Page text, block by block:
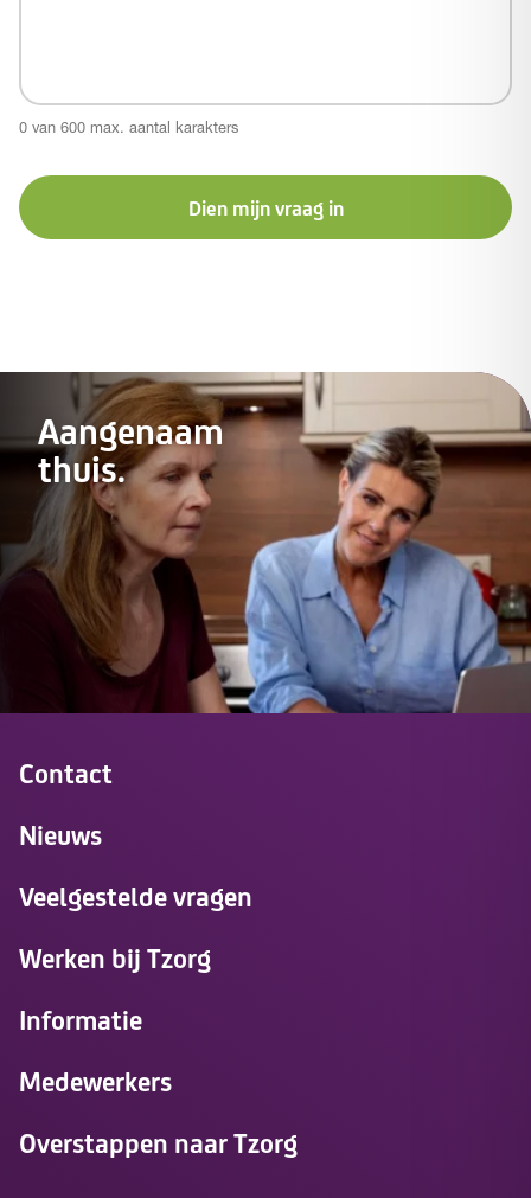
0 van 600 max. aantal karakters
Dien mijn vraag in
Aangenaam
thuis.
Contact
Nieuws
Veelgestelde vragen
Werken bij Tzorg
Informatie
Medewerkers
Overstappen naar Tzorg